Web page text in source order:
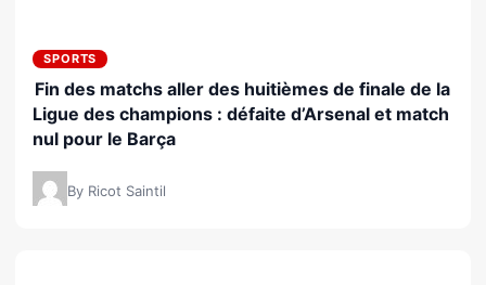
SPORTS
Fin des matchs aller des huitièmes de finale de la
Ligue des champions : défaite d’Arsenal et match
nul pour le Barça
By Ricot Saintil